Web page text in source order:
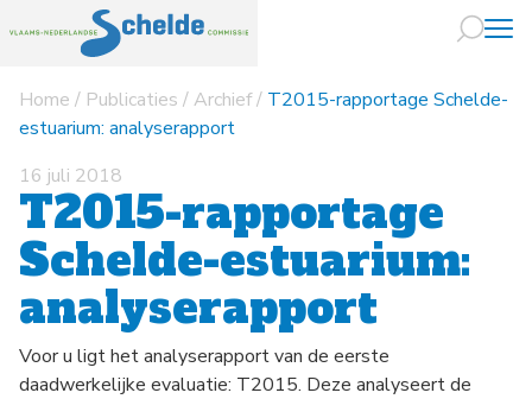
Naar
Home / Publicaties /Archief/ T2015-rapportage Schelde-
estuarium: analyserapport
16 juli 2018
T2015-rapportage
Schelde-estuarium:
analyserapport
Voor u ligt het analyserapport van de eerste
daadwerkelijke evaluatie: T2015. Deze analyseert de